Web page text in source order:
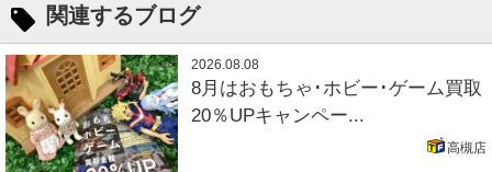
関連するブログ
2026.08.08
8月はおもちゃ･ホビー･ゲーム買取
20％UPキャンペー...
高槻店